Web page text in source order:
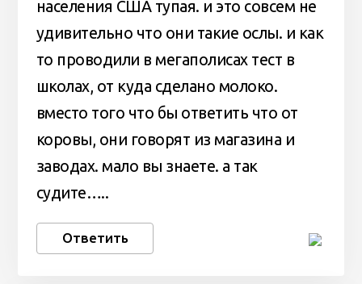
населения США тупая. и это совсем не
удивительно что они такие ослы. и как
то проводили в мегаполисах тест в
школах, от куда сделано молоко.
вместо того что бы ответить что от
коровы, они говорят из магазина и
заводах. мало вы знаете. а так
судите…..
Ответить